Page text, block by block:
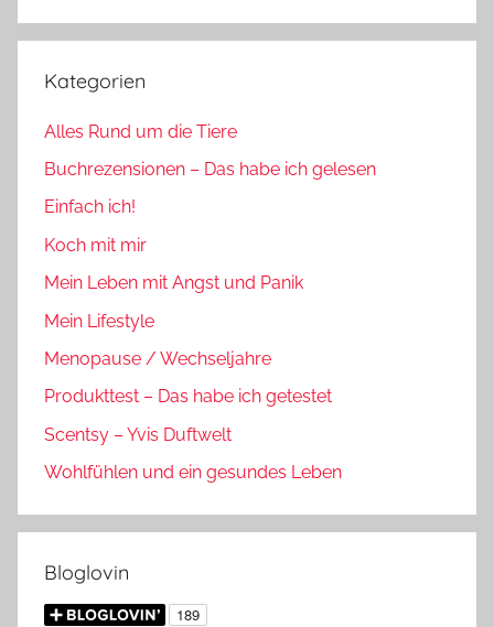
Kategorien
Alles Rund um die Tiere
Buchrezensionen – Das habe ich gelesen
Einfach ich!
Koch mit mir
Mein Leben mit Angst und Panik
Mein Lifestyle
Menopause / Wechseljahre
Produkttest – Das habe ich getestet
Scentsy – Yvis Duftwelt
Wohlfühlen und ein gesundes Leben
Bloglovin